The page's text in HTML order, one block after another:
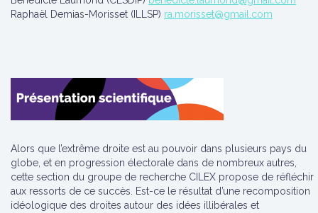
Raphaël Demias-Morisset (ILLSP) ra.morisset@gmail.com
Alors que l’extrême droite est au pouvoir dans plusieurs pays du
globe, et en progression électorale dans de nombreux autres,
cette section du groupe de recherche CILEX propose de réfléchir
aux ressorts de ce succès. Est-ce le résultat d’une recomposition
idéologique des droites autour des idées illibérales et